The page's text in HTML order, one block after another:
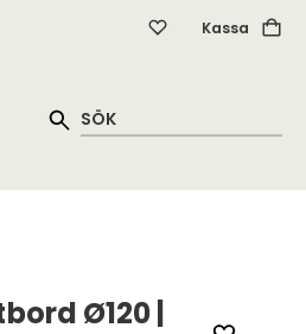
Kassa
Ø120 |